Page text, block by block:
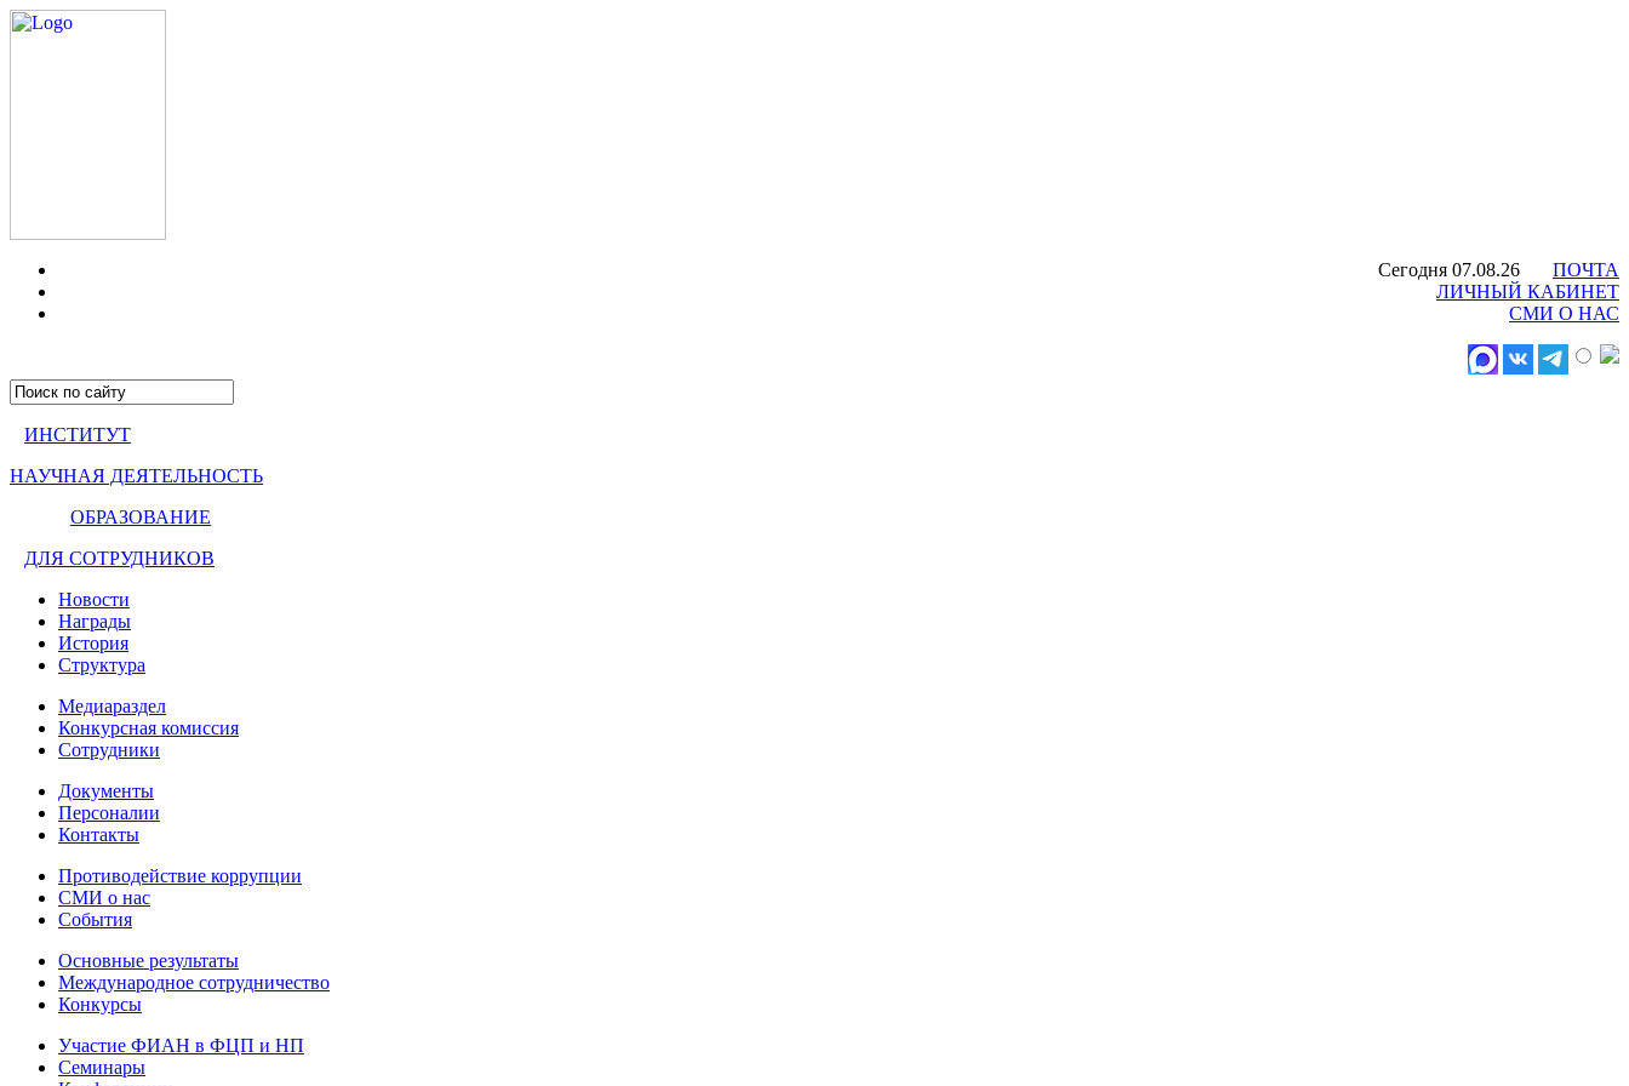
Сегодня 07.08.26
ПОЧТА
ЛИЧНЫЙ КАБИНЕТ
СМИ О НАС
ИНСТИТУТ
НАУЧНАЯ ДЕЯТЕЛЬНОСТЬ
ОБРАЗОВАНИЕ
ДЛЯ СОТРУДНИКОВ
Новости
Награды
История
Структура
Медиараздел
Конкурсная комиссия
Сотрудники
Документы
Персоналии
Контакты
Противодействие коррупции
СМИ о нас
События
Основные результаты
Международное сотрудничество
Конкурсы
Участие ФИАН в ФЦП и НП
Семинары